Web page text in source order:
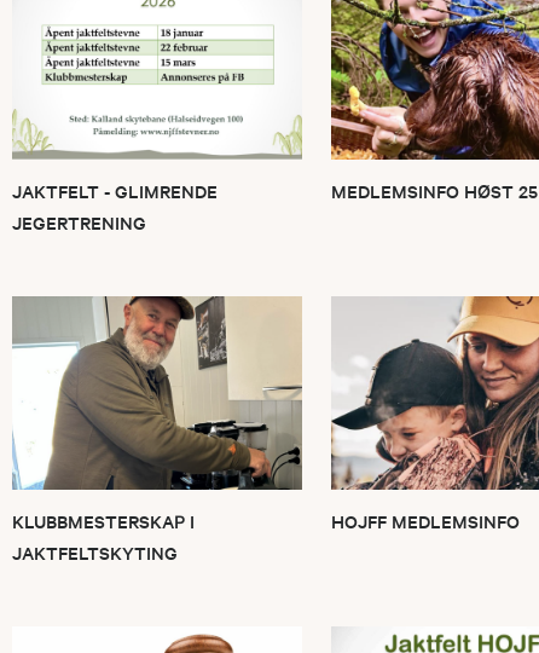
JAKTFELT - GLIMRENDE
JEGERTRENING
MEDLEMSINFO HØST 25
KLUBBMESTERSKAP I
JAKTFELTSKYTING
HOJFF MEDLEMSINFO